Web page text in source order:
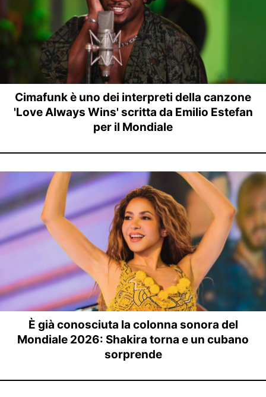
Cimafunk è uno dei interpreti della canzone
'Love Always Wins' scritta da Emilio Estefan
per il Mondiale
È già conosciuta la colonna sonora del
Mondiale 2026: Shakira torna e un cubano
sorprende